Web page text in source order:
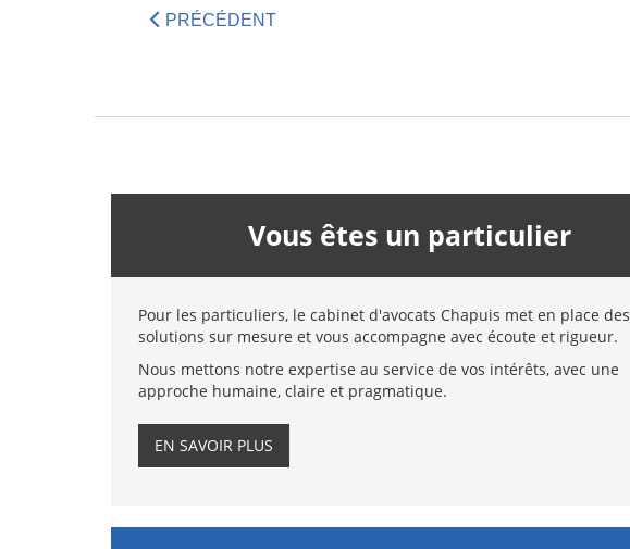
PRÉCÉDENT
Vous êtes un particulier
Pour les particuliers, le cabinet d'avocats Chapuis met en place des
solutions sur mesure et vous accompagne avec écoute et rigueur.
Nous mettons notre expertise au service de vos intérêts, avec une
approche humaine, claire et pragmatique.
EN SAVOIR PLUS